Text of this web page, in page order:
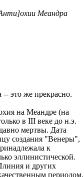
Меандра
это же прекрасно.
на Меандре (на
в III веке до н.э.
мертвы. Дата
создания "Венеры",
к
эллинистической.
и других
периодом,